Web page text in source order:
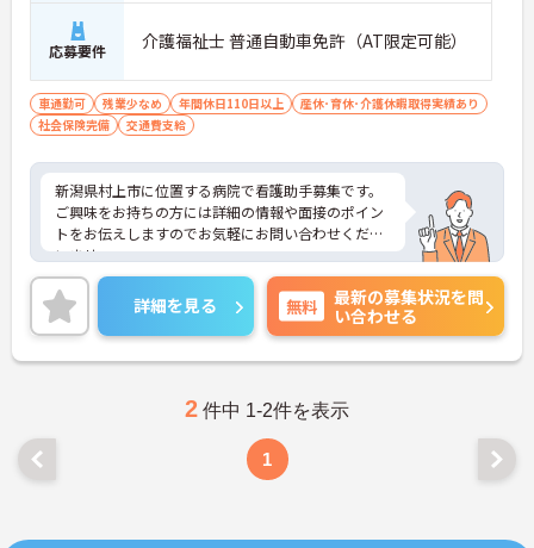
応募要件 介護福祉士 普通自動車免許（AT限定可能）
車通勤可 残業少なめ 年間休日110日以上
産休･育休･介護休暇取得実績あり
社会保険完備
交通費支給
新潟県村上市に位置する病院で看護助手募集です。
ご興味をお持ちの方には詳細の情報や面接のポイン
トをお伝えしますのでお気軽にお問い合わせくださ
いませ。
詳細を見る 無料
最新の募集状況を問
い合わせる
2 件中 1-2件を表示
1